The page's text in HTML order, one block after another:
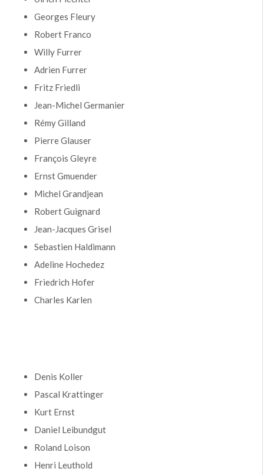
Georges Fleury
Robert Franco
Willy Furrer
Adrien Furrer
Fritz Friedli
Jean-Michel Germanier
Rémy Gilland
Pierre Glauser
François Gleyre
Ernst Gmuender
Michel Grandjean
Robert Guignard
Jean-Jacques Grisel
Sebastien Haldimann
Adeline Hochedez
Friedrich Hofer
Charles Karlen
Denis Koller
Pascal Krattinger
Kurt Ernst
Daniel Leibundgut
Roland Loison
Henri Leuthold